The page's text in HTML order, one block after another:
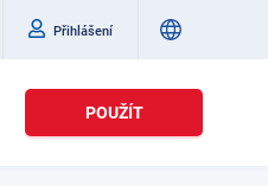
Přihlášení
POUŽÍT